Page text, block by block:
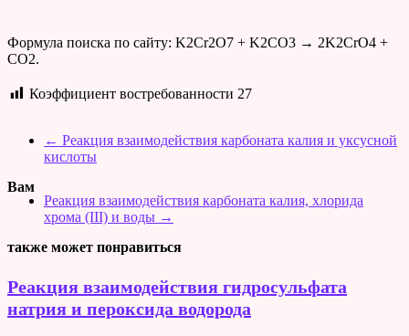
Формула поиска по сайту: K2Cr2O7 + K2CO3 → 2K2CrO4 +
CO2.
Коэффициент востребованности 27
← Реакция взаимодействия карбоната калия и уксусной
кислоты
Реакция взаимодействия карбоната калия, хлорида
хрома (III) и воды →
Вам
также может понравиться
Реакция взаимодействия гидросульфата
натрия и пероксида водорода